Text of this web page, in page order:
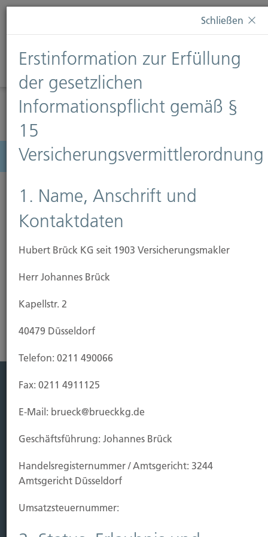
Diese Webseite verwendet Cookies. Wenn Sie weiterhin
Informationen finden Sie auf unserer SeiteDatenschutz
Diese Nachricht nicht erneut anzeigen
Menü
Schadenmeldung
unter 0211-490066 oder benutzen Sie unser
Vorsorgen
Immobilien Vers.
Kauf Grundstück
Baufertigstellung/Hauskauf
Schließen
Erstinformation zur Erfüllung
der gesetzlichen
Informationspflicht gemäß §
15
Versicherungsvermittlerordnung
1. Name, Anschrift und
Kontaktdaten
Hubert Brück KG seit 1903 Versicherungsmakler
Herr Johannes Brück
Kapellstr. 2
40479 Düsseldorf
Telefon: 0211 490066
Fax: 0211 4911125
E-Mail: brueck@brueckkg.de
Geschäftsführung: Johannes Brück
Handels­registernummer / Amtsgericht: 3244
Amtsgericht Düsseldorf
Umsatzsteuer­nummer: